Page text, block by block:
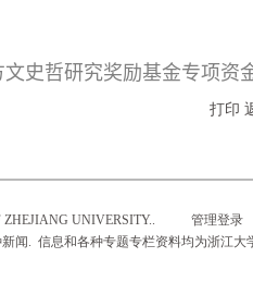
史哲研究奖励基金专项资
打印
ZHEJIANG UNIVERSITY.. 管理登录
闻. 信息和各种专题专栏资料均为浙江大